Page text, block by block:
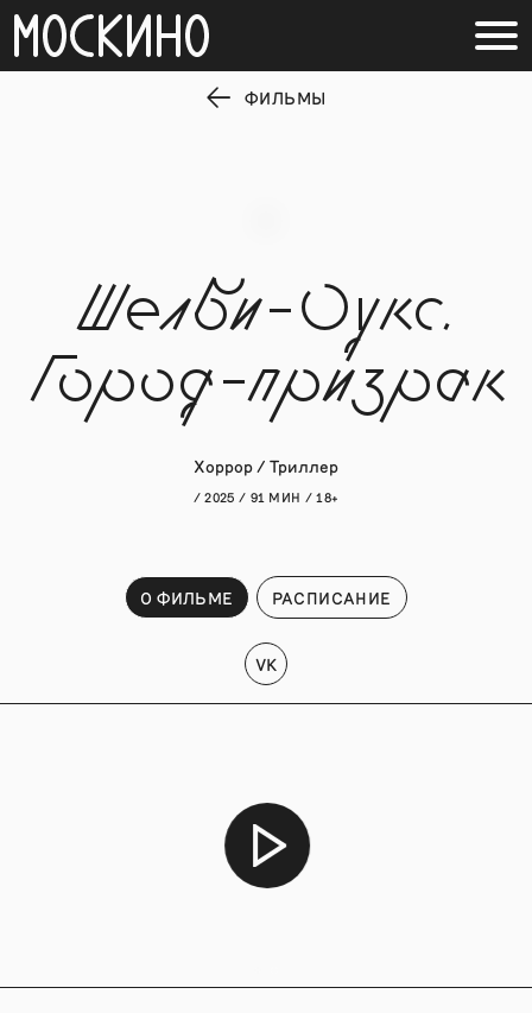
ФИЛЬМЫ
Шелби-Оукс.
Город-призрак
Хоррор / Триллер
/ 2025 / 91 МИН / 18+
О ФИЛЬМЕ РАСПИСАНИЕ
VK